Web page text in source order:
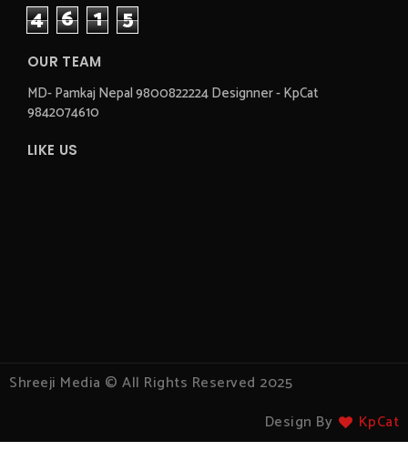
4 6 1 5
OUR TEAM
MD- Pamkaj Nepal 9800822224 Designner - KpCat
9842074610
LIKE US
Shreeji Media © All Rights Reserved 2025
Design By
KpCat